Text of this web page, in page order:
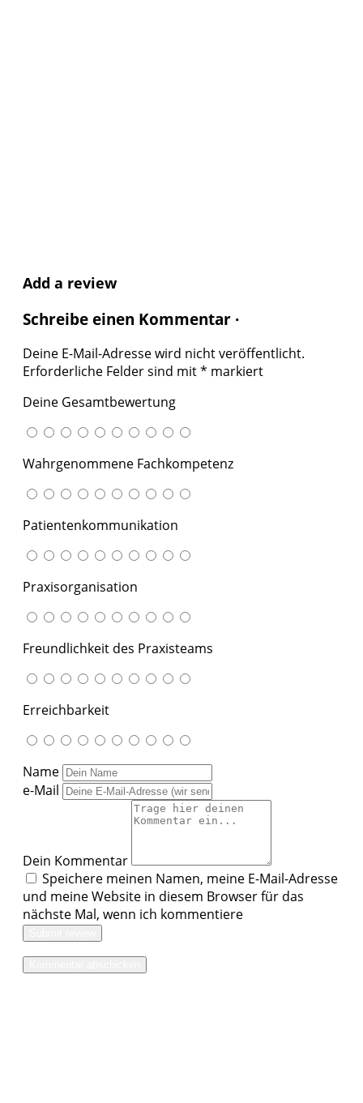
Add a review
Schreibe einen Kommentar ·
Deine E-Mail-Adresse wird nicht veröffentlicht.
Erforderliche Felder sind mit* markiert
Deine Gesamtbewertung
Wahrgenommene Fachkompetenz
Patientenkommunikation
Praxisorganisation
Freundlichkeit des Praxisteams
Erreichbarkeit
Name
e-Mail
Dein Kommentar
Speichere meinen Namen, meine E-Mail-Adresse
und meine Website in diesem Browser für das
nächste Mal, wenn ich kommentiere